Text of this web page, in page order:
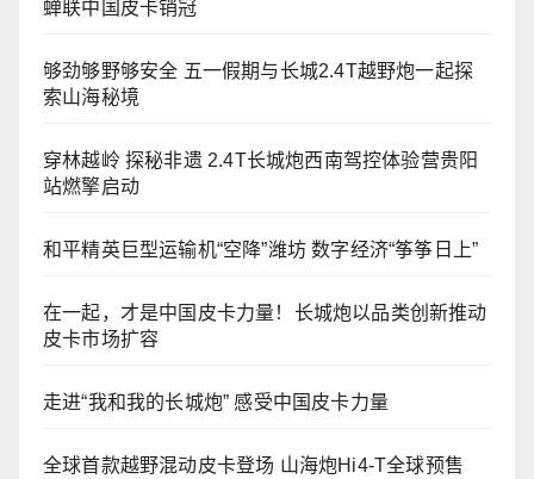
蝉联中国皮卡销冠
够劲够野够安全 五一假期与长城2.4T越野炮一起探
索山海秘境
穿林越岭 探秘非遗 2.4T长城炮西南驾控体验营贵阳
站燃擎启动
和平精英巨型运输机“空降”潍坊 数字经济“筝筝日上”
在一起，才是中国皮卡力量！长城炮以品类创新推动
皮卡市场扩容
走进“我和我的长城炮” 感受中国皮卡力量
全球首款越野混动皮卡登场 山海炮Hi4-T全球预售